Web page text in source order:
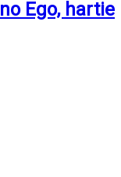
Ego, hartie